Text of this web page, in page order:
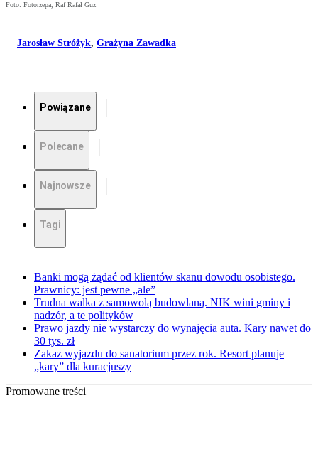
Foto: Fotorzepa, Raf Rafał Guz
Jarosław Stróżyk, Grażyna Zawadka
Powiązane
Polecane
Najnowsze
Tagi
Banki mogą żądać od klientów skanu dowodu osobistego.
Prawnicy: jest pewne „ale”
Trudna walka z samowolą budowlaną. NIK wini gminy i
nadzór, a te polityków
Prawo jazdy nie wystarczy do wynajęcia auta. Kary nawet do
30 tys. zł
Zakaz wyjazdu do sanatorium przez rok. Resort planuje
„kary” dla kuracjuszy
Promowane treści